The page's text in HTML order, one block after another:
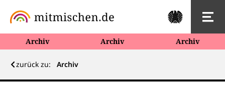
Archiv Archiv Archiv
zurück zu: Archiv